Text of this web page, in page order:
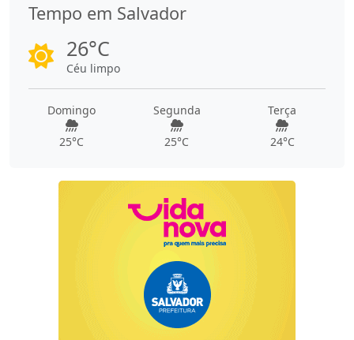
Tempo em Salvador
26°C
Céu limpo
Domingo
25°C
Segunda
25°C
Terça
24°C